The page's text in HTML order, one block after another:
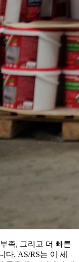
족, 그리고 더 빠른
다. AS/RS는 이 세